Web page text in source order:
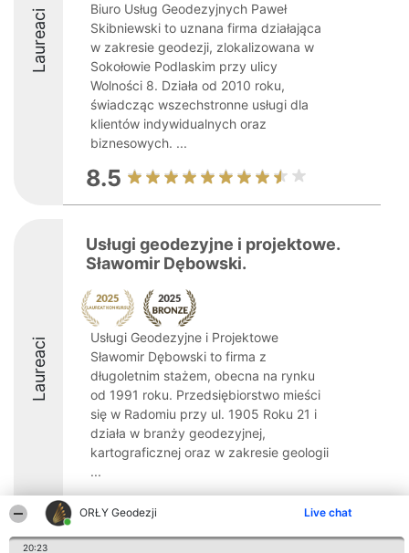
ORŁY Geodezji Live chat
20:23
Laureaci
Biuro Usług Geodezyjnych Paweł
Skibniewski to uznana firma działająca
w zakresie geodezji, zlokalizowana w
Sokołowie Podlaskim przy ulicy
Wolności 8. Działa od 2010 roku,
świadcząc wszechstronne usługi dla
klientów indywidualnych oraz
biznesowych. ...
8.5
Laureaci
Usługi geodezyjne i projektowe.
Sławomir Dębowski.
Usługi Geodezyjne i Projektowe
Sławomir Dębowski to firma z
długoletnim stażem, obecna na rynku
od 1991 roku. Przedsiębiorstwo mieści
się w Radomiu przy ul. 1905 Roku 21 i
działa w branży geodezyjnej,
kartograficznej oraz w zakresie geologii
...